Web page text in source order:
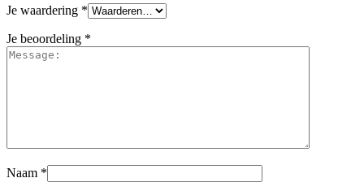
Je waardering *
Je beoordeling *
Naam *